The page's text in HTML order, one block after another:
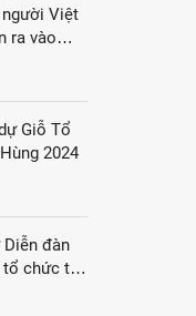
người Việt
ra vào
Giỗ Tổ
2024
đàn
tổ chức tại